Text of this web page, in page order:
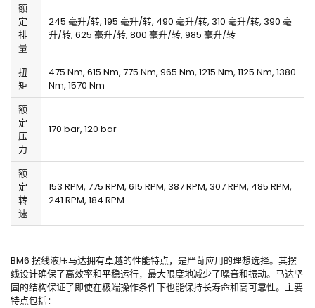
额
定
排
量
245 毫升/转, 195 毫升/转, 490 毫升/转, 310 毫升/转, 390 毫
升/转, 625 毫升/转, 800 毫升/转, 985 毫升/转
扭
矩
475 Nm, 615 Nm, 775 Nm, 965 Nm, 1215 Nm, 1125 Nm, 1380
Nm, 1570 Nm
额
定
压
力
170 bar, 120 bar
额
定
转
速
153 RPM, 775 RPM, 615 RPM, 387 RPM, 307 RPM, 485 RPM,
241 RPM, 184 RPM
BM6 摆线液压马达拥有卓越的性能特点，是严苛应用的理想选择。其摆
线设计确保了高效率和平稳运行，最大限度地减少了噪音和振动。马达坚
固的结构保证了即使在极端操作条件下也能保持长寿命和高可靠性。主要
特点包括：